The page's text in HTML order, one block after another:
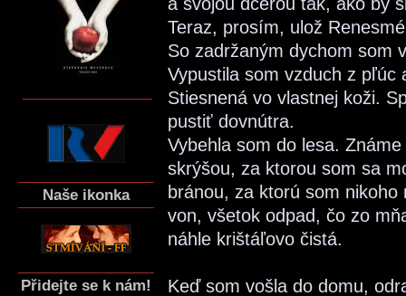
Naše ikonka
Přidejte se k nám!
Teraz, prosím, ulož
So zadržaným dychom som
Vypustila som vzduch z
Stiesnená vo vlastnej koži.
pustiť dovnútra.
Vybehla som do lesa.
skrýšou, za ktorou som sa
bránou, za ktorú som
von, všetok odpad, čo zo
náhle krištáľovo čistá.
Keď som vošla do domu,